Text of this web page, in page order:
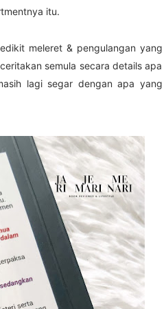
itu.
meleret & pengulangan yang
semula secara details apa
lagi segar dengan apa yang